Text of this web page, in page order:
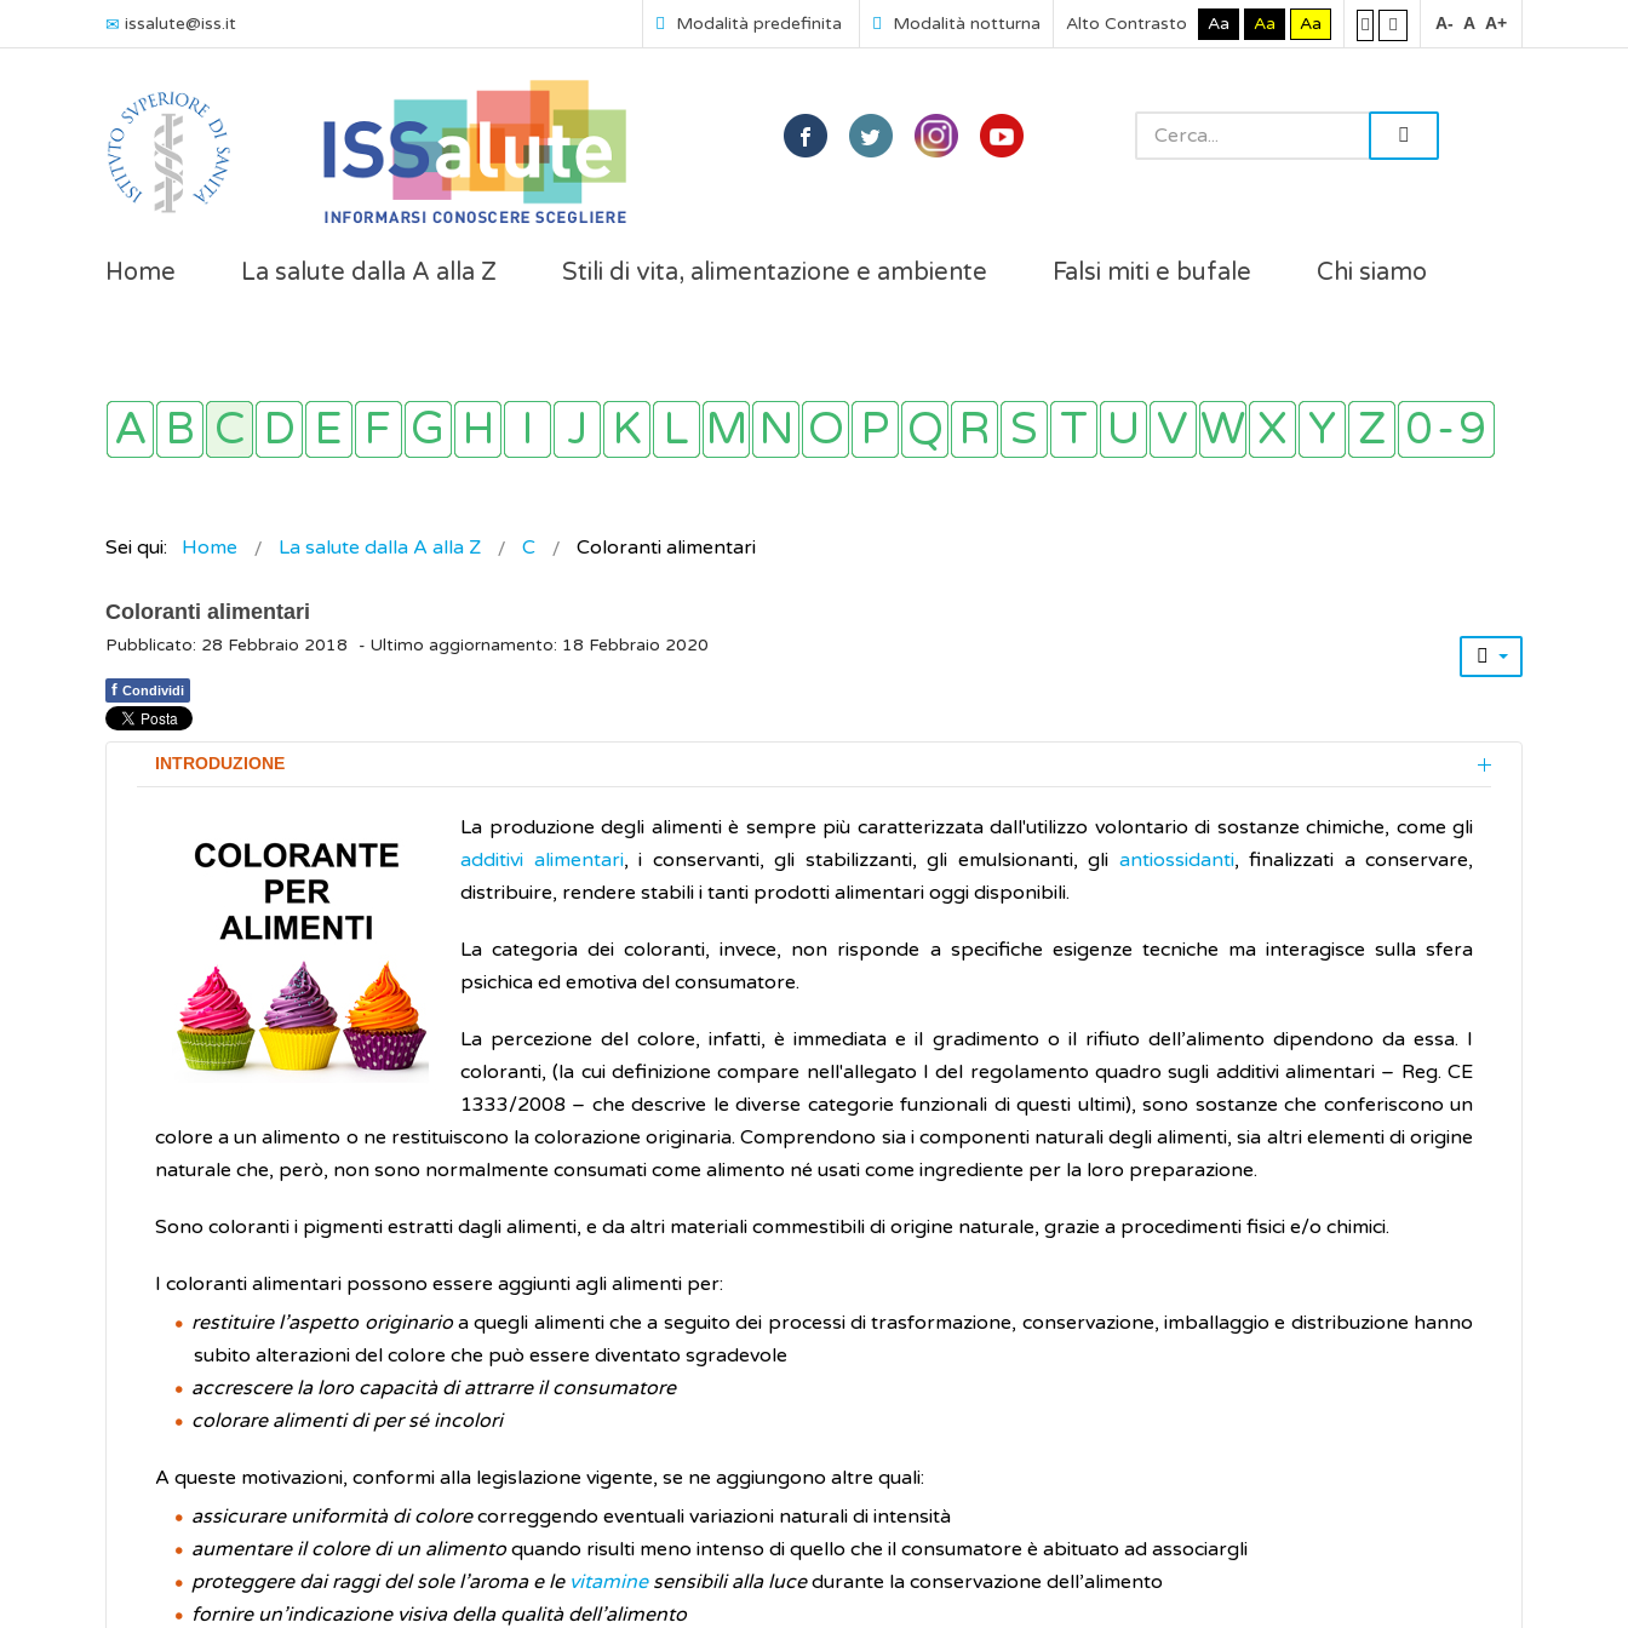
issalute@iss.it Modalità predefinita Modalità notturna Alto Contrasto Aa Aa Aa A- A A+
Home La salute dalla A alla Z Stili di vita, alimentazione e ambiente Falsi miti e bufale Chi siamo
Sei qui: Home La salute dalla A alla Z C Coloranti alimentari
Coloranti alimentari
Pubblicato: 28 Febbraio 2018 - Ultimo aggiornamento: 18 Febbraio 2020
f Condividi
INTRODUZIONE
La produzione degli alimenti è sempre più caratterizzata dall'utilizzo volontario di sostanze chimiche, come gli
additivi alimentari, i conservanti, gli stabilizzanti, gli emulsionanti, gli antiossidanti, finalizzati a conservare,
distribuire, rendere stabili i tanti prodotti alimentari oggi disponibili.
La categoria dei coloranti, invece, non risponde a specifiche esigenze tecniche ma interagisce sulla sfera
psichica ed emotiva del consumatore.
La percezione del colore, infatti, è immediata e il gradimento o il rifiuto dell’alimento dipendono da essa. I
coloranti, (la cui definizione compare nell'allegato I del regolamento quadro sugli additivi alimentari – Reg. CE
1333/2008 – che descrive le diverse categorie funzionali di questi ultimi), sono sostanze che conferiscono un
colore a un alimento o ne restituiscono la colorazione originaria. Comprendono sia i componenti naturali degli alimenti, sia altri elementi di origine
naturale che, però, non sono normalmente consumati come alimento né usati come ingrediente per la loro preparazione.
Sono coloranti i pigmenti estratti dagli alimenti, e da altri materiali commestibili di origine naturale, grazie a procedimenti fisici e/o chimici.
I coloranti alimentari possono essere aggiunti agli alimenti per:
restituire l’aspetto originarioa quegli alimenti che a seguito dei processi di trasformazione, conservazione, imballaggio e distribuzione hanno
subito alterazioni del colore che può essere diventato sgradevole
accrescere la loro capacità di attrarre il consumatore
colorare alimenti di per sé incolori
A queste motivazioni, conformi alla legislazione vigente, se ne aggiungono altre quali:
assicurare uniformità di colorecorreggendo eventuali variazioni naturali di intensità
aumentare il colore di un alimentoquando risulti meno intenso di quello che il consumatore è abituato ad associargli
proteggere dai raggi del sole l’aroma e le vitamine sensibili alla lucedurante la conservazione dell’alimento
fornire un’indicazione visiva della qualità dell’alimento